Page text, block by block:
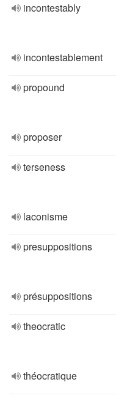
incontestably
incontestablement
propound
proposer
terseness
laconisme
presuppositions
présuppositions
theocratic
théocratique